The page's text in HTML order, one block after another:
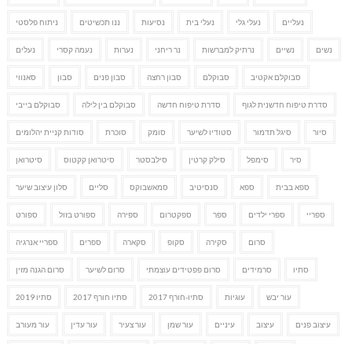
ניתוח פלסטי ננו תכשיטים נסיעות נעלי בית נעלי גלי נעליים
נעלים נעמה קסרי נערות נר ריחני נרתיק למברשות נשיים נשים
סאנווי סבון סבון פנים סבון רחצה סבוקלם סבוקלם אקטיב
סבוקלם בייבי סבוקלם בין לילה סדרת טיפוח חדשה סדרת טיפוח חדשנית לגוף
סודות קניית יהלומים סוכרת סומק סטודיו לשיער סיגל תדמור סיור
סיטרואן סיטרואן קקטוס סילבסטר סילק קרטין סימפל סיר
סלון עיצוב שיער סליים סמאשבוקס סנסיטיב ספא ספא בבית
ספורט ספורט בזול ספירה ספקטרום ספר ספרי ילדים ספריי
ספריי אנרגיה ספרים סקארה סקופ סקירה סרום
סרום הגנה מזין סרום לשיער סרום פפטידים עוצמתי סרמידים סתיו
סתיו 2019 סתיו חורף 2017 סתיו-חורף 2017 עוגיות עור יבש
עור מעורב עור עדין עור צעיר עור שמן עיניים עיצוב עיצוב פנים